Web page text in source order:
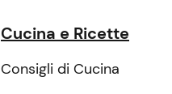
Cucina e Ricette
Consigli di Cucina